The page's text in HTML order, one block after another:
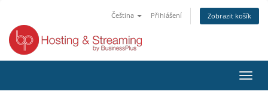
Čeština Přihlášení Zobrazit košík